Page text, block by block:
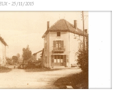
- 25/11/2015